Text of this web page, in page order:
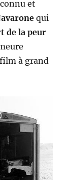
et
qui
de la peur
à grand